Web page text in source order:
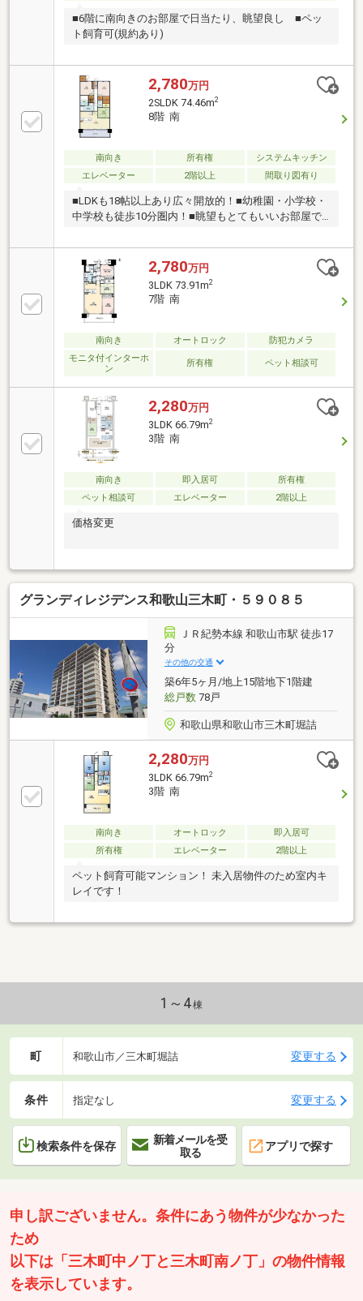
■6階に南向きのお部屋で日当たり、眺望良し ■ペッ
ト飼育可(規約あり)
2,780万円
2SLDK 74.46m2
8階 南
南向き 所有権
システムキッチン
エレベーター
2階以上 間取り図有り
■LDKも18帖以上あり広々開放的！■幼稚園・小学校・
中学校も徒歩10分圏内！■眺望もとてもいいお部屋で
2,780万円
3LDK 73.91m2
7階 南
南向き オートロック
防犯カメラ
モニタ付インターホ
ン
所有権 ペット相談可
2,280万円
3LDK 66.79m2
3階 南
南向き 即入居可
所有権
ペット相談可
エレベーター 2階以上
価格変更
グランディレジデンス和歌山三木町・５９０８５
ＪＲ紀勢本線 和歌山市駅 徒歩17
分
その他の交通
築6年5ヶ月/地上15階地下1階建
総戸数78戸
和歌山県和歌山市三木町堀詰
2,280万円
3LDK 66.79m2
3階 南
南向き オートロック
即入居可
所有権
エレベーター 2階以上
ペット飼育可能マンション！ 未入居物件のため室内キ
レイです！
1～4棟
町 和歌山市／三木町堀詰 変更する
条件 指定なし 変更する
検索条件を保存
新着メールを受
取る
アプリで探す
申し訳ございません。条件にあう物件が少なかった
ため
以下は「三木町中ノ丁と三木町南ノ丁」の物件情報
を表示しています。